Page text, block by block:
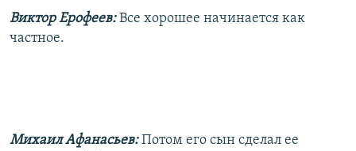
Виктор Ерофеев: Все хорошее начинается как
частное.
Михаил Афанасьев: Потом его сын сделал ее